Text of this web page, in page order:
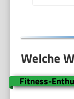
Welche
Fitness-